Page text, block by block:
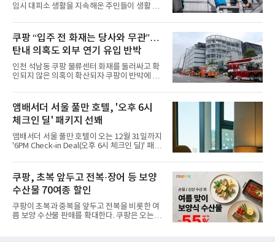
닛(Ambird Planet)과 계절별 플라워 연출로 사
라 극장을 모티브로 한 데코레이션으로 구성됐
다. 무대 공간 및 티켓 박스
임시 대피소 생활을 지속해온 주민들이 생활 터
필먼트서비스(CFS)가 지난 28일부터 화재 피해
주민을 대상으로 전문 출장 청소서비스 지원에
나섬으로써 본격적인 지역사회 복구 작업이 시
작된 것이다.대피소 주민 중심 청소 접수, 첫날
부터 2가구 지원 완료CFS는 신현초등학교, 신
현북초등학교, 신현여자중학교 등 인천 서해구
관내 임시 대피소 3곳에서 체류해온 화재 피해
민들의 호응 속에 CFS는 즉시 행동에 나섰다. 지
난 28일 오후 전문 청소업체와
쿠팡 “입주 전 화재는 당사와 무관”…
탄내 의혹도 외부 연기 유입 반박
인천 석남동 쿠팡 물류센터 화재를 둘러싸고 확
인되지 않은 의혹이 확산되자 쿠팡이 반박에 나
에 대해서는 외부 화재 연기 유입이라고 설명했
고, 2023년 같은 물류센터에서 발생한 화재에
대해서도 쿠팡 입주 전 공사 과정에서 벌어진 일
이라며 선을 그었다.쿠팡은 21일 인천 물류센터
내부에서 불이 타는 냄새가 났다는 의혹과 관련
해 “사실무근”이라는 입장을 밝혔다.회사 측은
“인근에서 지난 15일 다른 회사에서 발생한 대
것으로 확인됐다”고 설명했다.이어 “정확한 화
재 원인은 추후 조사될
앰배서더 서울 풀만 호텔, '오후 6시
체크인 딜' 패키지 선봬
앰배서더 서울 풀만 호텔이 오는 12월 31일까지
'6PM Check-in Deal(오후 6시 체크인 딜)' 패키
으로 여유로운 저녁 시간부터 호텔 스테이를 시
작할 수 있도록 준비됐다.앰배서더 서울 풀만 호
텔 측은 “퇴근 후 또는 주말 도심 속에서 짧지만
온전한 휴식을 원하는 고객들에게 특별한 경험
을 제공한다”고 밝혔다.패키지는 디럭스와 이그
제큐티브 두 가지 타입으로 구성된다. 디럭스 패
키지는 객실 1박(룸 온리)으로 심플한 호캉스를
쿠팡, 초복 앞두고 전복·장어 등 보양
수산물 70여종 할인
쿠팡이 초복과 중복을 앞두고 전복을 비롯한 여
름 보양 수산물 판매를 확대한다. 쿠팡은 오는